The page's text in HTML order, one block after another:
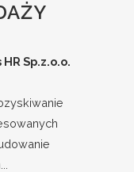
Sp.z.o.o.